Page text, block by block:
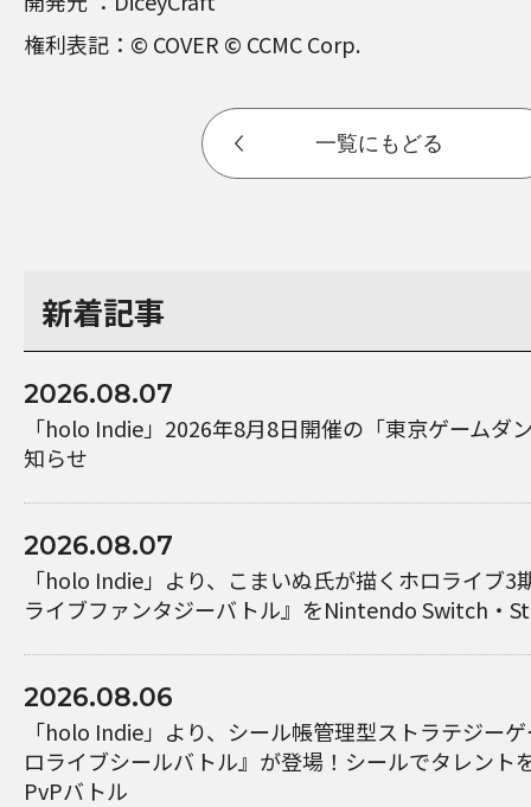
権利表記：© COVER © CCMC Corp.
一覧にもどる
新着記事
2026.08.07
「holo Indie」2026年8月8日開催の「東京ゲームダ
知らせ
2026.08.07
「holo Indie」より、こまいぬ氏が描くホロライブ3
ライブファンタジーバトル』をNintendo Switch・
2026.08.06
「holo Indie」より、シール帳管理型ストラテジー
ロライブシールバトル』が登場！シールでタレント
PvPバトル